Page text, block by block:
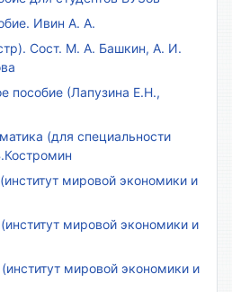
Ивин А. А.
Сост. М. А. Башкин, А. И.
пособие (Лапузина Е.Н.,
(для специальности
мировой экономики и
мировой экономики и
мировой экономики и